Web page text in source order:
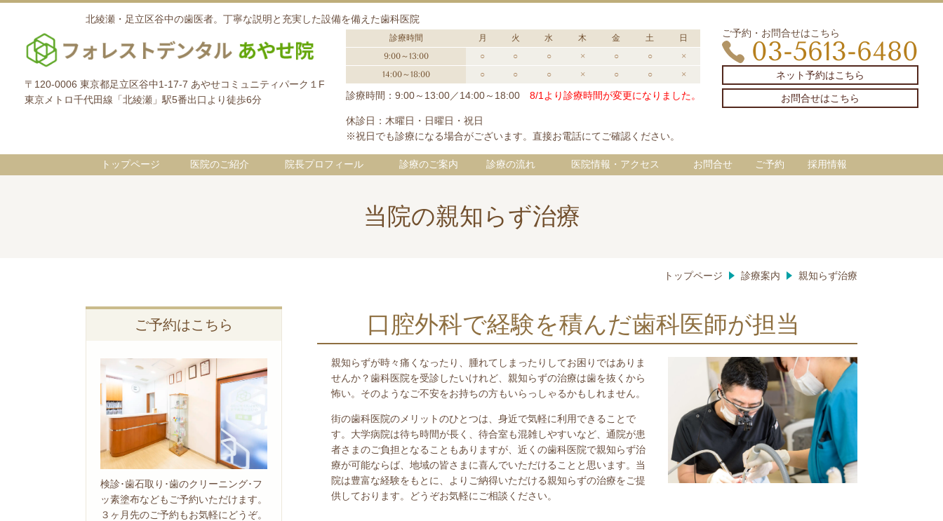
北綾瀬・足立区谷中の歯医者。丁寧な説明と充実した設備を備えた歯科医院
〒120-0006 東京都足立区谷中1-17-7 あやせコミュニティパーク１F
東京メトロ千代田線「北綾瀬」駅5番出口より徒歩6分
診療時間 月 火 水 木 金 土
日
9:00～13:00
○ ○ ○ × ○ ○
×
14:00～18:00
○ ○ ○ × ○ ○ ×
診療時間：9:00～13:00／14:00～18:00 8/1より診療時間が変更になりました。
休診日：木曜日・日曜日・祝日
※祝日でも診療になる場合がございます。直接お電話にてご確認ください。
ご予約・お問合せはこちら
03-5613-6480
ネット予約はこちら
お問合せはこちら
トップページ 医院のご紹介 院長プロフィール 診療のご案内 診療の流れ 医院情報・アクセス お問合せ ご予約 採用情報
当院の親知らず治療
トップページ 診療案内 親知らず治療
口腔外科で経験を積んだ歯科医師が担当
親知らずが時々痛くなったり、腫れてしまったりしてお困りではありま
せんか？歯科医院を受診したいけれど、親知らずの治療は歯を抜くから
怖い。そのようなご不安をお持ちの方もいらっしゃるかもしれません。
街の歯科医院のメリットのひとつは、身近で気軽に利用できることで
す。大学病院は待ち時間が長く、待合室も混雑しやすいなど、通院が患
者さまのご負担となることもありますが、近くの歯科医院で親知らず治
療が可能ならば、地域の皆さまに喜んでいただけることと思います。当
院は豊富な経験をもとに、よりご納得いただける親知らずの治療をご提
供しております。どうぞお気軽にご相談ください。
ご予約はこちら
検診･歯石取り･歯のクリーニング･フ
ッ素塗布などもご予約いただけます。
３ヶ月先のご予約もお気軽にどうぞ。